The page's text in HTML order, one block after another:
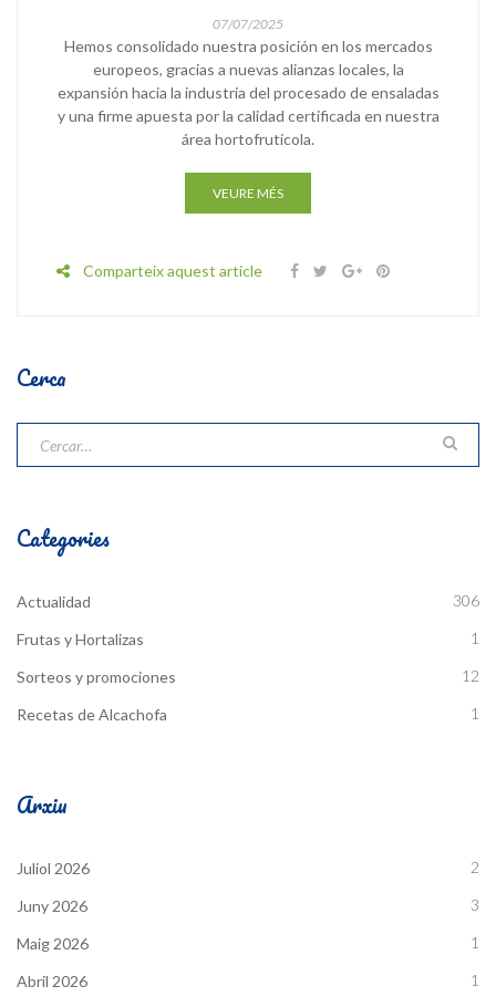
07/07/2025
Hemos consolidado nuestra posición en los mercados
europeos, gracias a nuevas alianzas locales, la
expansión hacia la industria del procesado de ensaladas
y una firme apuesta por la calidad certificada en nuestra
área hortofrutícola.
VEURE MÉS
Comparteix aquest article
Cerca
Categories
Actualidad 306
Frutas y Hortalizas 1
Sorteos y promociones 12
Recetas de Alcachofa 1
Arxiu
Juliol 2026 2
Juny 2026 3
Maig 2026 1
Abril 2026 1